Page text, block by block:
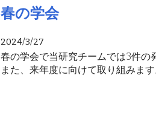
春の学会
2024/3/27
春の学会で当研究チームでは3件の
また、来年度に向けて取り組みます